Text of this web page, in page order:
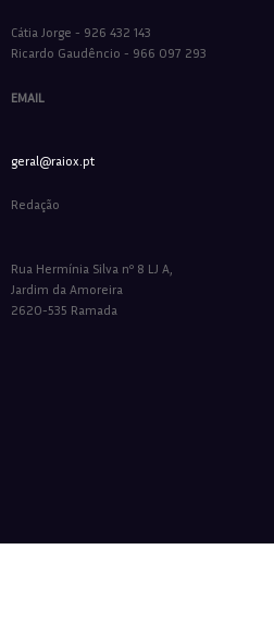
Cátia Jorge - 926 432 143
Ricardo Gaudêncio - 966 097 293
EMAIL
geral@raiox.pt
Redação
Rua Hermínia Silva nº 8 LJ A,
Jardim da Amoreira
2620-535 Ramada